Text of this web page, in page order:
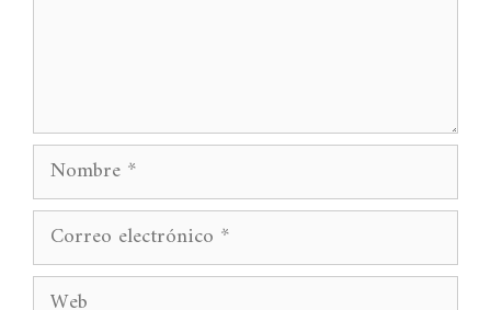
Nombre
Correo
electrónico
Web